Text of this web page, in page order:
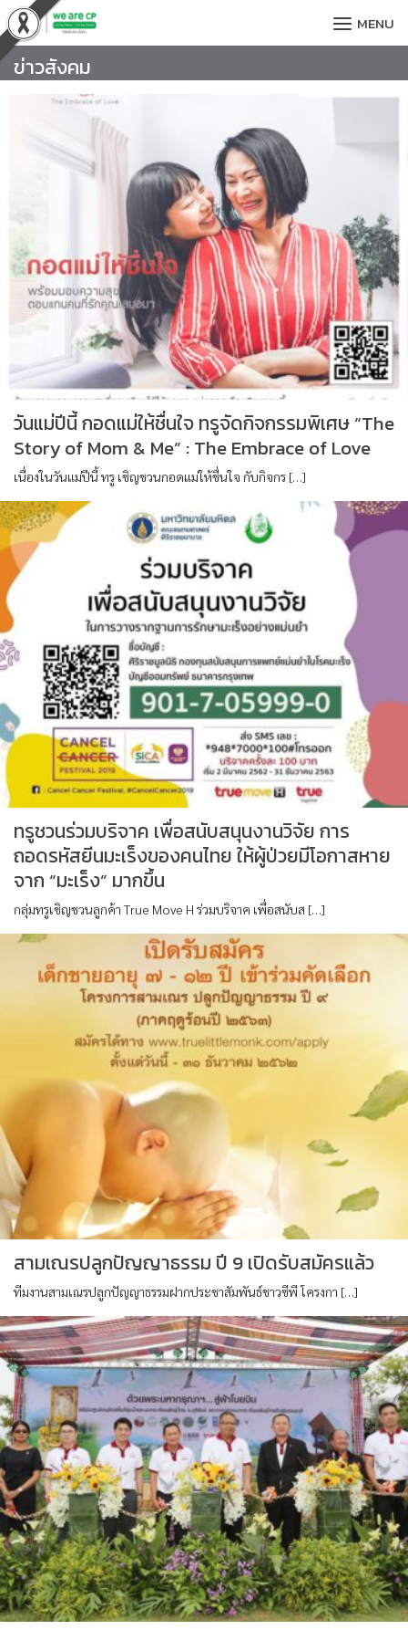
Skip
to
content
MENU
ข่าวสังคม
วันแม่ปีนี้ กอดแม่ให้ชื่นใจ ทรูจัดกิจกรรมพิเศษ “The
Story of Mom & Me” : The Embrace of Love
เนื่องในวันแม่ปีนี้ ทรู เชิญชวนกอดแม่ให้ชื่นใจ กับกิจกร […]
ทรูชวนร่วมบริจาค เพื่อสนับสนุนงานวิจัย การ
ถอดรหัสยีนมะเร็งของคนไทย ให้ผู้ป่วยมีโอกาสหาย
จาก “มะเร็ง” มากขึ้น
กลุ่มทรูเชิญชวนลูกค้า True Move H ร่วมบริจาค เพื่อสนับส […]
สามเณรปลูกปัญญาธรรม ปี 9 เปิดรับสมัครแล้ว
ทีมงานสามเณรปลูกปัญญาธรรมฝากประชาสัมพันธ์ชาวซีพี โครงกา […]